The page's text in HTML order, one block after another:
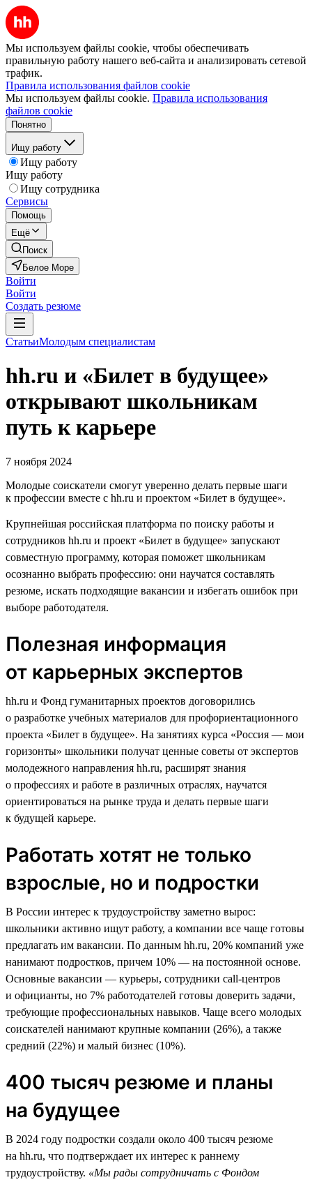
Мы используем файлы cookie, чтобы обеспечивать
правильную работу нашего веб-сайта и анализировать сетевой
трафик.
Правила использования файлов cookie
Мы используем файлы cookie. Правила использования
файлов cookie
Понятно
Ищу работу
Ищу работу
Ищу работу
Ищу сотрудника
Сервисы
Помощь
Ещё
Поиск
Белое Море
Войти
Войти
Создать резюме
СтатьиМолодым специалистам
hh.ru и «Билет в будущее»
открывают школьникам
путь к карьере
7 ноября 2024
Молодые соискатели смогут уверенно делать первые шаги
к профессии вместе с hh.ru и проектом «Билет в будущее».
Крупнейшая российская платформа по поиску работы и
сотрудников hh.ru и проект «Билет в будущее» запускают
совместную программу, которая поможет школьникам
осознанно выбрать профессию: они научатся составлять
резюме, искать подходящие вакансии и избегать ошибок при
выборе работодателя.
Полезная информация
от карьерных экспертов
hh.ru и Фонд гуманитарных проектов договорились
о разработке учебных материалов для профориентационного
проекта «Билет в будущее». На занятиях курса «Россия — мои
горизонты» школьники получат ценные советы от экспертов
молодежного направления hh.ru, расширят знания
о профессиях и работе в различных отраслях, научатся
ориентироваться на рынке труда и делать первые шаги
к будущей карьере.
Работать хотят не только
взрослые, но и подростки
В России интерес к трудоустройству заметно вырос:
школьники активно ищут работу, а компании все чаще готовы
предлагать им вакансии. По данным hh.ru, 20% компаний уже
нанимают подростков, причем 10% — на постоянной основе.
Основные вакансии — курьеры, сотрудники call-центров
и официанты, но 7% работодателей готовы доверить задачи,
требующие профессиональных навыков. Чаще всего молодых
соискателей нанимают крупные компании (26%), а также
средний (22%) и малый бизнес (10%).
400 тысяч резюме и планы
на будущее
В 2024 году подростки создали около 400 тысяч резюме
на hh.ru, что подтверждает их интерес к раннему
трудоустройству. «Мы рады сотрудничать с Фондом